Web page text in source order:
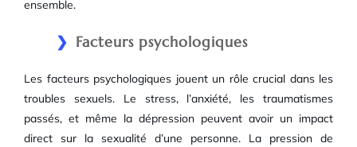
ensemble.
Facteurs psychologiques
Les facteurs psychologiques jouent un rôle crucial dans les
troubles sexuels. Le stress, l’anxiété, les traumatismes
passés, et même la dépression peuvent avoir un impact
direct sur la sexualité d’une personne. La pression de